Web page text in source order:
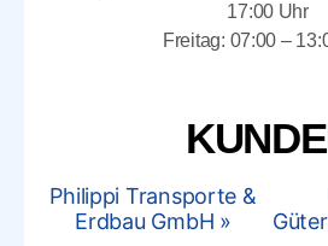
17:00 Uhr
Freitag: 07:00 –
Philippi Transporte &
Erdbau GmbH »